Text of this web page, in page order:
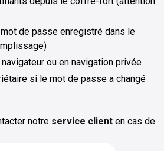
mot de passe enregistré dans le
ou en navigation privée
si le mot de passe a changé
notre service client en cas de